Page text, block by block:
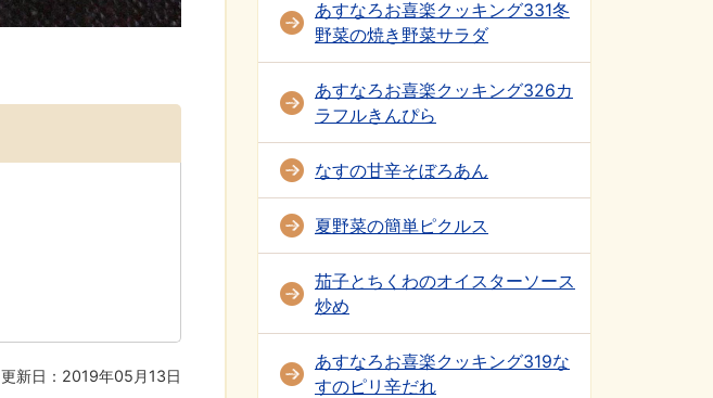
更新日：2019年05月13日
あすなろお喜楽クッキング331冬
野菜の焼き野菜サラダ
あすなろお喜楽クッキング326カ
ラフルきんぴら
なすの甘辛そぼろあん
夏野菜の簡単ピクルス
茄子とちくわのオイスターソース
炒め
あすなろお喜楽クッキング319な
すのピリ辛だれ